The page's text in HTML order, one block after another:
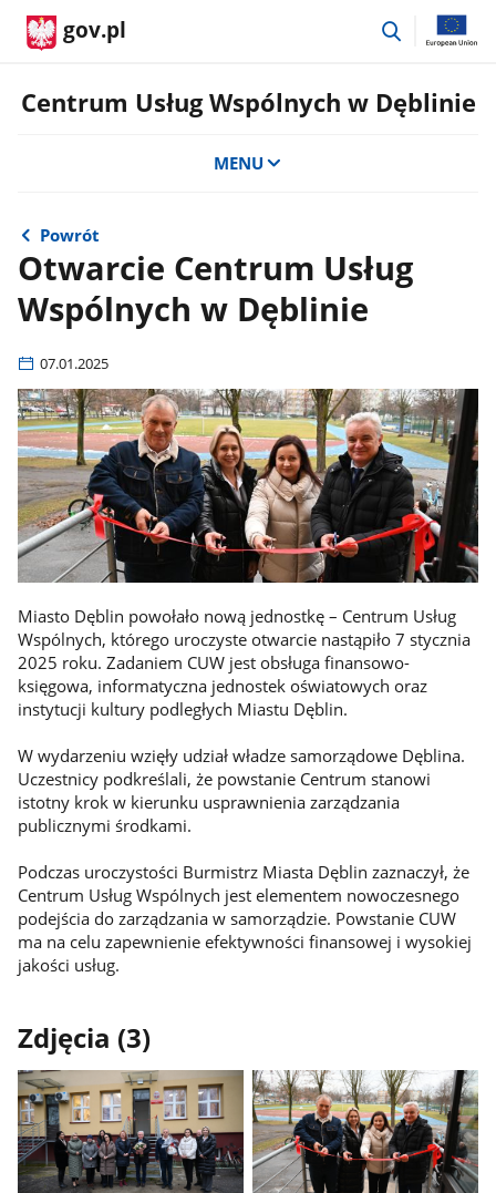
gov.pl
przejdź
Centrum Usług Wspólnych w Dęblinie
MENU
Powrót
Otwarcie Centrum Usług
Wspólnych w Dęblinie
07.01.2025
Miasto Dęblin powołało nową jednostkę – Centrum Usług
Wspólnych, którego uroczyste otwarcie nastąpiło 7 stycznia
2025 roku. Zadaniem CUW jest obsługa finansowo-
księgowa, informatycznajednostek oświatowych oraz
instytucji kultury podległych Miastu Dęblin.
W wydarzeniu wzięły udział władze samorządowe Dęblina.
Uczestnicy podkreślali, że powstanie Centrum stanowi
istotny krok w kierunku usprawnienia zarządzania
publicznymi środkami.
Podczas uroczystości Burmistrz Miasta Dęblin zaznaczył, że
Centrum Usług Wspólnych jest elementem nowoczesnego
podejścia do zarządzania w samorządzie. Powstanie CUW
ma na celu zapewnienie efektywności finansowej i wysokiej
jakości usług.
Zdjęcia (3)